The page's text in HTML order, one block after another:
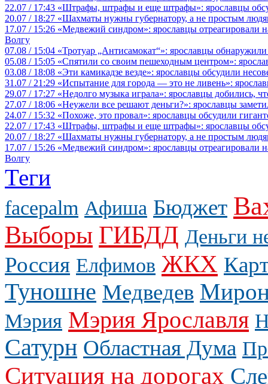
22.07 / 17:43 «Штрафы, штрафы и еще штрафы»: ярославцы
20.07 / 18:27 «Шахматы нужны губернатору, а не простым
17.07 / 15:26 «Медвежий синдром»: ярославцы отреагировали
Волгу
07.08 / 15:04 «Тротуар „Антисамокат“»: ярославцы
05.08 / 15:05 «Спятили со своим пешеходным центром»:
03.08 / 18:08 «Эти камикадзе везде»: ярославцы обсудили
31.07 / 21:29 «Испытание для города — это не ливень»:
29.07 / 17:27 «Недолго музыка играла»: ярославцы добились,
27.07 / 18:06 «Неужели все решают деньги?»: ярославцы
24.07 / 15:32 «Похоже, это провал»: ярославцы обсудили
22.07 / 17:43 «Штрафы, штрафы и еще штрафы»: ярославцы
20.07 / 18:27 «Шахматы нужны губернатору, а не простым
17.07 / 15:26 «Медвежий синдром»: ярославцы отреагировали
Волгу
Теги
facepalm Афиша Бюджет
Выборы ГИБДД Деньги
Россия Елфимов ЖКХ
Туношне Медведев
Мэрия Мэрия Ярославля
Сатурн Областная Дума
Ситуация на дорогах